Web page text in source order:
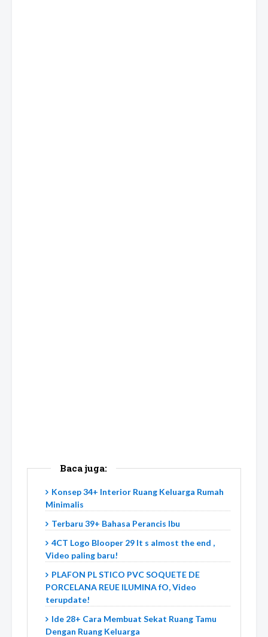
Baca juga:
Konsep 34+ Interior Ruang Keluarga Rumah
Minimalis
Terbaru 39+ Bahasa Perancis Ibu
4CT Logo Blooper 29 It s almost the end ,
Video paling baru!
PLAFON PL STICO PVC SOQUETE DE
PORCELANA REUE ILUMINA fO, Video
terupdate!
Ide 28+ Cara Membuat Sekat Ruang Tamu
Dengan Ruang Keluarga